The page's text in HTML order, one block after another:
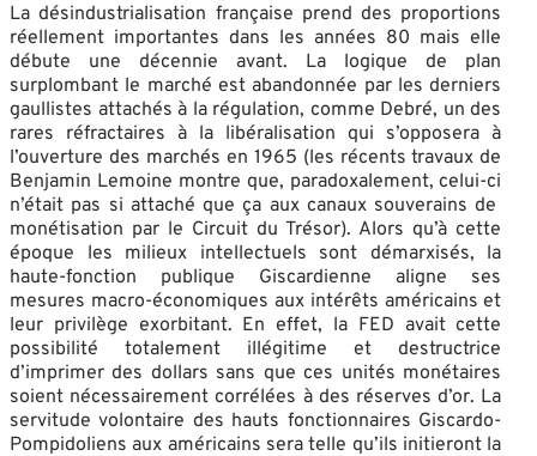
La désindustrialisation française prend des proportions
réellement importantes dans les années 80 mais elle
débute une décennie avant. La logique de plan
surplombant le marché est abandonnée par les derniers
gaullistes attachés à la régulation, comme Debré, un des
rares réfractaires à la libéralisation qui s’opposera à
l’ouverture des marchés en 1965 (les récents travaux de
Benjamin Lemoine montre que, paradoxalement, celui-ci
n’était pas si attaché que ça aux canaux souverains de
monétisation par le Circuit du Trésor). Alors qu’à cette
époque les milieux intellectuels sont démarxisés, la
haute-fonction publique Giscardienne aligne ses
mesures macro-économiques aux intérêts américains et
leur privilège exorbitant. En effet, la FED avait cette
possibilité totalement illégitime et destructrice
d’imprimer des dollars sans que ces unités monétaires
soient nécessairement corrélées à des réserves d’or. La
servitude volontaire des hauts fonctionnaires Giscardo-
Pompidoliens aux américains sera telle qu’ils initieront la